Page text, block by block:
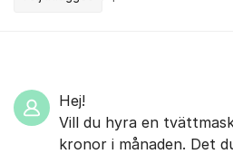
Hej!
Vill du hyra en
kronor i månaden. Det